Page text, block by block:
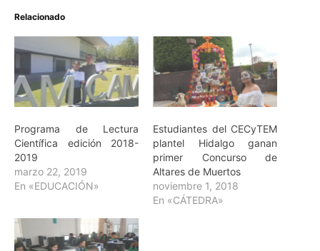
Relacionado
Programa de Lectura
Científica edición 2018-
2019
marzo 22, 2019
En «EDUCACIÓN»
Estudiantes del CECyTEM
plantel Hidalgo ganan
primer Concurso de
Altares de Muertos
noviembre 1, 2018
En «CÁTEDRA»